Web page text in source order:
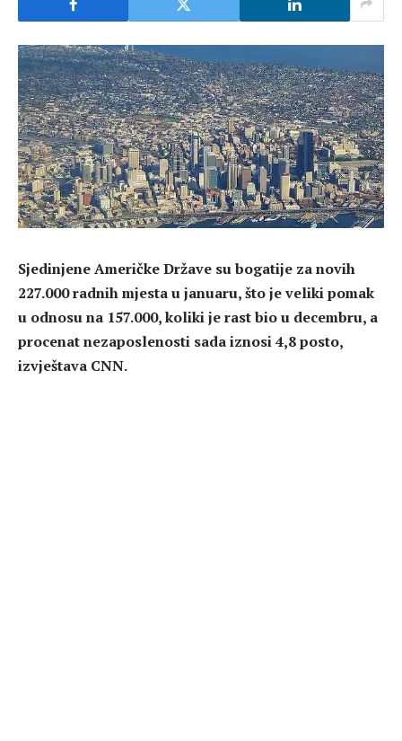
Sjedinjene Američke Države su bogatije za novih
227.000 radnih mjesta u januaru, što je veliki pomak
u odnosu na 157.000, koliki je rast bio u decembru, a
procenat nezaposlenosti sada iznosi 4,8 posto,
izvještava CNN.